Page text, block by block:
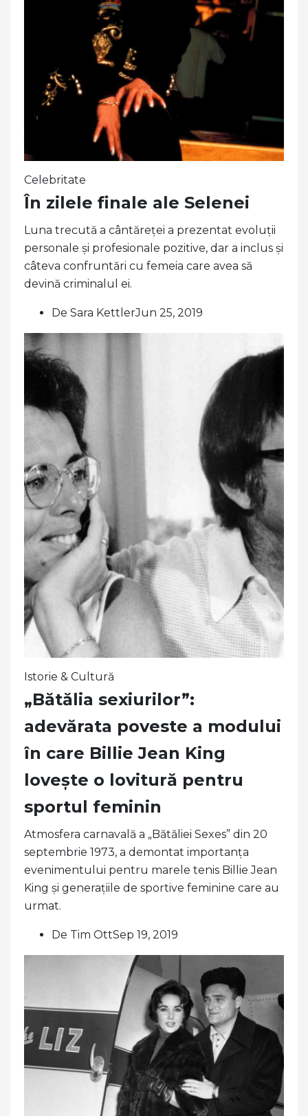
Celebritate
În zilele finale ale Selenei
Luna trecută a cântăreței a prezentat evoluții
personale și profesionale pozitive, dar a inclus și
câteva confruntări cu femeia care avea să
devină criminalul ei.
De Sara KettlerJun 25, 2019
Istorie & Cultură
„Bătălia sexiurilor”:
adevărata poveste a modului
în care Billie Jean King
lovește o lovitură pentru
sportul feminin
Atmosfera carnavală a „Bătăliei Sexes” din 20
septembrie 1973, a demontat importanța
evenimentului pentru marele tenis Billie Jean
King și generațiile de sportive feminine care au
urmat.
De Tim OttSep 19, 2019